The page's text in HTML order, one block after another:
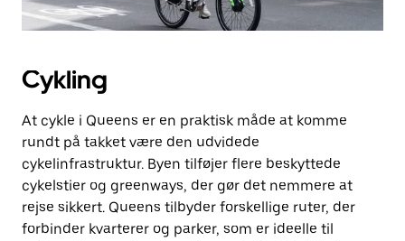
Cykling
At cykle i Queens er en praktisk måde at komme
rundt på takket være den udvidede
cykelinfrastruktur. Byen tilføjer flere beskyttede
cykelstier og greenways, der gør det nemmere at
rejse sikkert. Queens tilbyder forskellige ruter, der
forbinder kvarterer og parker, som er ideelle til